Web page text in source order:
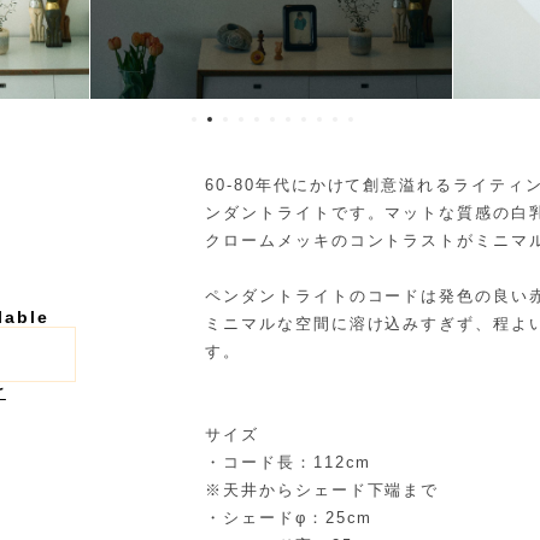
60-80年代にかけて創意溢れるライティ
ンダントライトです。マットな質感の
クロームメッキのコントラストがミニマ
ペンダントライトのコードは発色の良い
ミニマルな空間に溶け込みすぎず、程
す。
サイズ
・コード長：112cm
※天井からシェード下端まで
・シェードφ：25cm